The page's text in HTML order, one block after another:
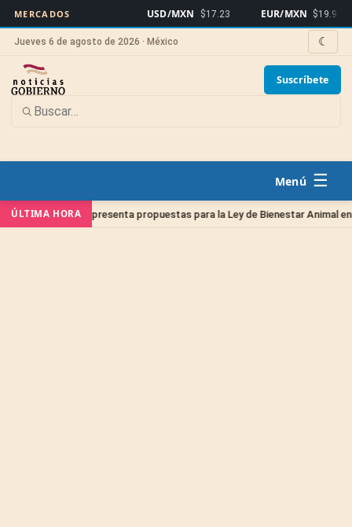
MERCADOS USD/MXN $17.23 EUR/MXN $19.91
Jueves 6 de agosto de 2026 · México ☾
Suscríbete
☰
ÚLTIMA HORA
presenta propuestas para la Ley de Bienestar Animal en Querétaro